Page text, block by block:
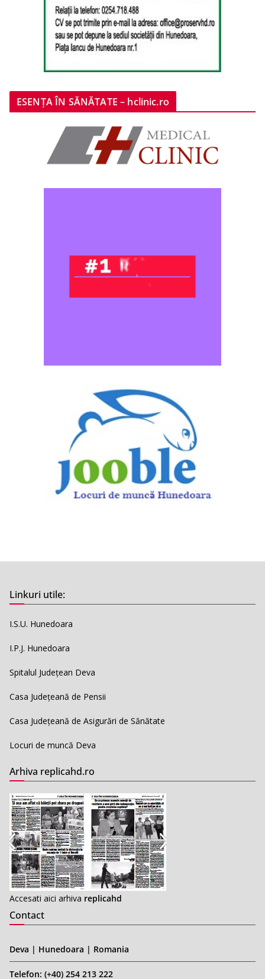
ESENȚA ÎN SĂNĂTATE – hclinic.ro
Linkuri utile:
I.S.U. Hunedoara
I.P.J. Hunedoara
Spitalul Județean Deva
Casa Județeană de Pensii
Casa Județeană de Asigurări de Sănătate
Locuri de muncă Deva
Arhiva replicahd.ro
Accesati aici arhiva replicahd
Contact
Deva | Hunedoara | Romania
Telefon: (+40) 254 213 222